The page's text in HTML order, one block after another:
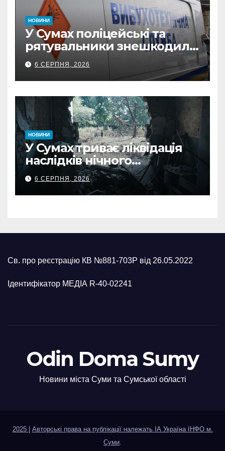
НОВИНИ
У Сумах поліцейські та
рятувальники знешкодили
500-кілограмову авіабомбу
росіян
6 СЕРПНЯ, 2026
НОВИНИ
У Сумах триває ліквідація
наслідків нічного
масованого удару КАБами
6 СЕРПНЯ, 2026
Св. про реєстрацію КВ №881-703Р від 26.05.2022
Ідентифікатор МЕДІА R-40-02241
Odin Doma Sumy
Новини міста Суми та Сумської області
2025
Авторські права на публікації належать ІА Україна ІНФО м.
Суми.